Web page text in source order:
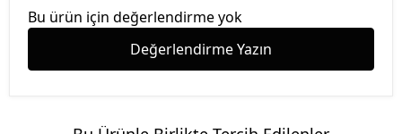
Bu ürün için değerlendirme yok
Değerlendirme Yazın